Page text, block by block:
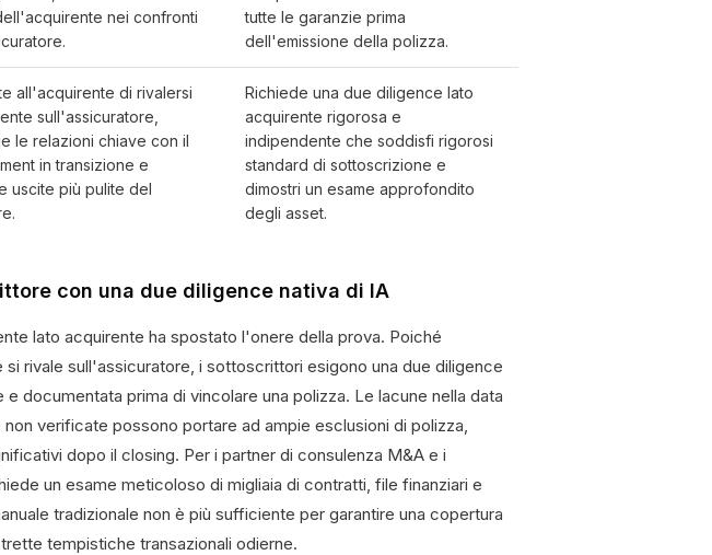
nei confronti
tutte le garanzie prima
dell'emissione della polizza.
all'acquirente di rivalersi
sull'assicuratore,
le relazioni chiave con il
in transizione e
uscite più pulite del
Richiede una due diligence lato
acquirente rigorosa e
indipendente che soddisfi rigorosi
standard di sottoscrizione e
dimostri un esame approfondito
degli asset.
con una due diligence nativa di IA
lato acquirente ha spostato l'onere della prova. Poiché
rivale sull'assicuratore, i sottoscrittori esigono una due diligence
documentata prima di vincolare una polizza. Le lacune nella data
verificate possono portare ad ampie esclusioni di polizza,
dopo il closing. Per i partner di consulenza M&A e i
un esame meticoloso di migliaia di contratti, file finanziari e
tradizionale non è più sufficiente per garantire una copertura
tempistiche transazionali odierne.